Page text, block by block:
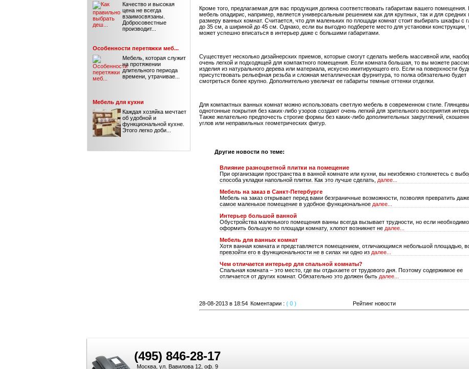
Кроме того, предлагаемая для вас продукция должна соответствовать габаритам вашего помещения.
мебель опадирис, например, является универсальным решением как для крупных, так и для средних
размеру ванных комнат. Считается, что для маленьких по площади комнат стоит выбирать шкафы с
до 35 см, а шириной до 45 см. Однако, если вы выгодно подберете место для установки конструкции,
может успешно вписаться в интерьер даже с большими габаритами.
Существует несколько дизайнерских приемов, которые смогут сделать мебель массивной или,
очень легкой и подходящей для компактного помещения. Если комната большая, то вы можете
изделия из натурального дерева или материала, искусно имитирующего его. Если на поверхности
присутствовать рельефная резьба и сложная металлическая фурнитура, то полка обязательно будет
смотреться более крупно. Дополнительно увеличат ее габариты темные оттенки отделки.
Для компактных ванных комнат можно использовать светлую мебель в современном стиле.
однотонные покрытия без каких-либо узоров создают очень легкий для зрительного восприятия
Также желательно предпочесть строгие формы без каких-либо дополнительных закруглений,
углов или неправильных геометрических фигур.
Другие новости по теме:
Влияние разноцветной плитки на помещение
При организации пространства в ванной комнате или кухни, вы неизбежно столкнетесь с
способа укладки напольной плитки. Как это лучше сделать, далее...
Мебель на заказ в Санкт-Петербурге
Мебель на заказ открывает перед вами безграничные возможности, позволяя превратить даже
самое маленькое помещение в удобное функциональное далее...
Интерьер большой ванной
Обустройства маленького помещения ванны всегда вызывает трудности, но если необходимо
оформить большую по площади комнату, хлопот возникнет не далее...
Мебель для ванных комнат
Хотя ванная комната и представляется помещением, отличающимся небольшой площадью,
превзойти его в функциональности не в силах ни одно из далее...
Чем отличается интерьер для спальной комнаты?
Спальная комната – это место, где вы отдыхаете от трудового дня. Поэтому содержимое ее
отличается от других комнат. Обязательно это должен быть далее...
28-08-2013 в 18:54 Коментарии : ( 0 ) Рейтинг новости
Качество и высокая
цена не всегда
взаимосвязаны.
Добросовестные
производит...
Особенности перетяжки меб...
Мебель, которая служит
на протяжении
длительного периода
времени, утрачивае...
Мебель для кухни
Каждая хозяйка мечтает
об удобной и
функциональной кухне.
Этого легко доби...
(495) 846-28-17
Москва, ул. Вавилова 12, оф. 9